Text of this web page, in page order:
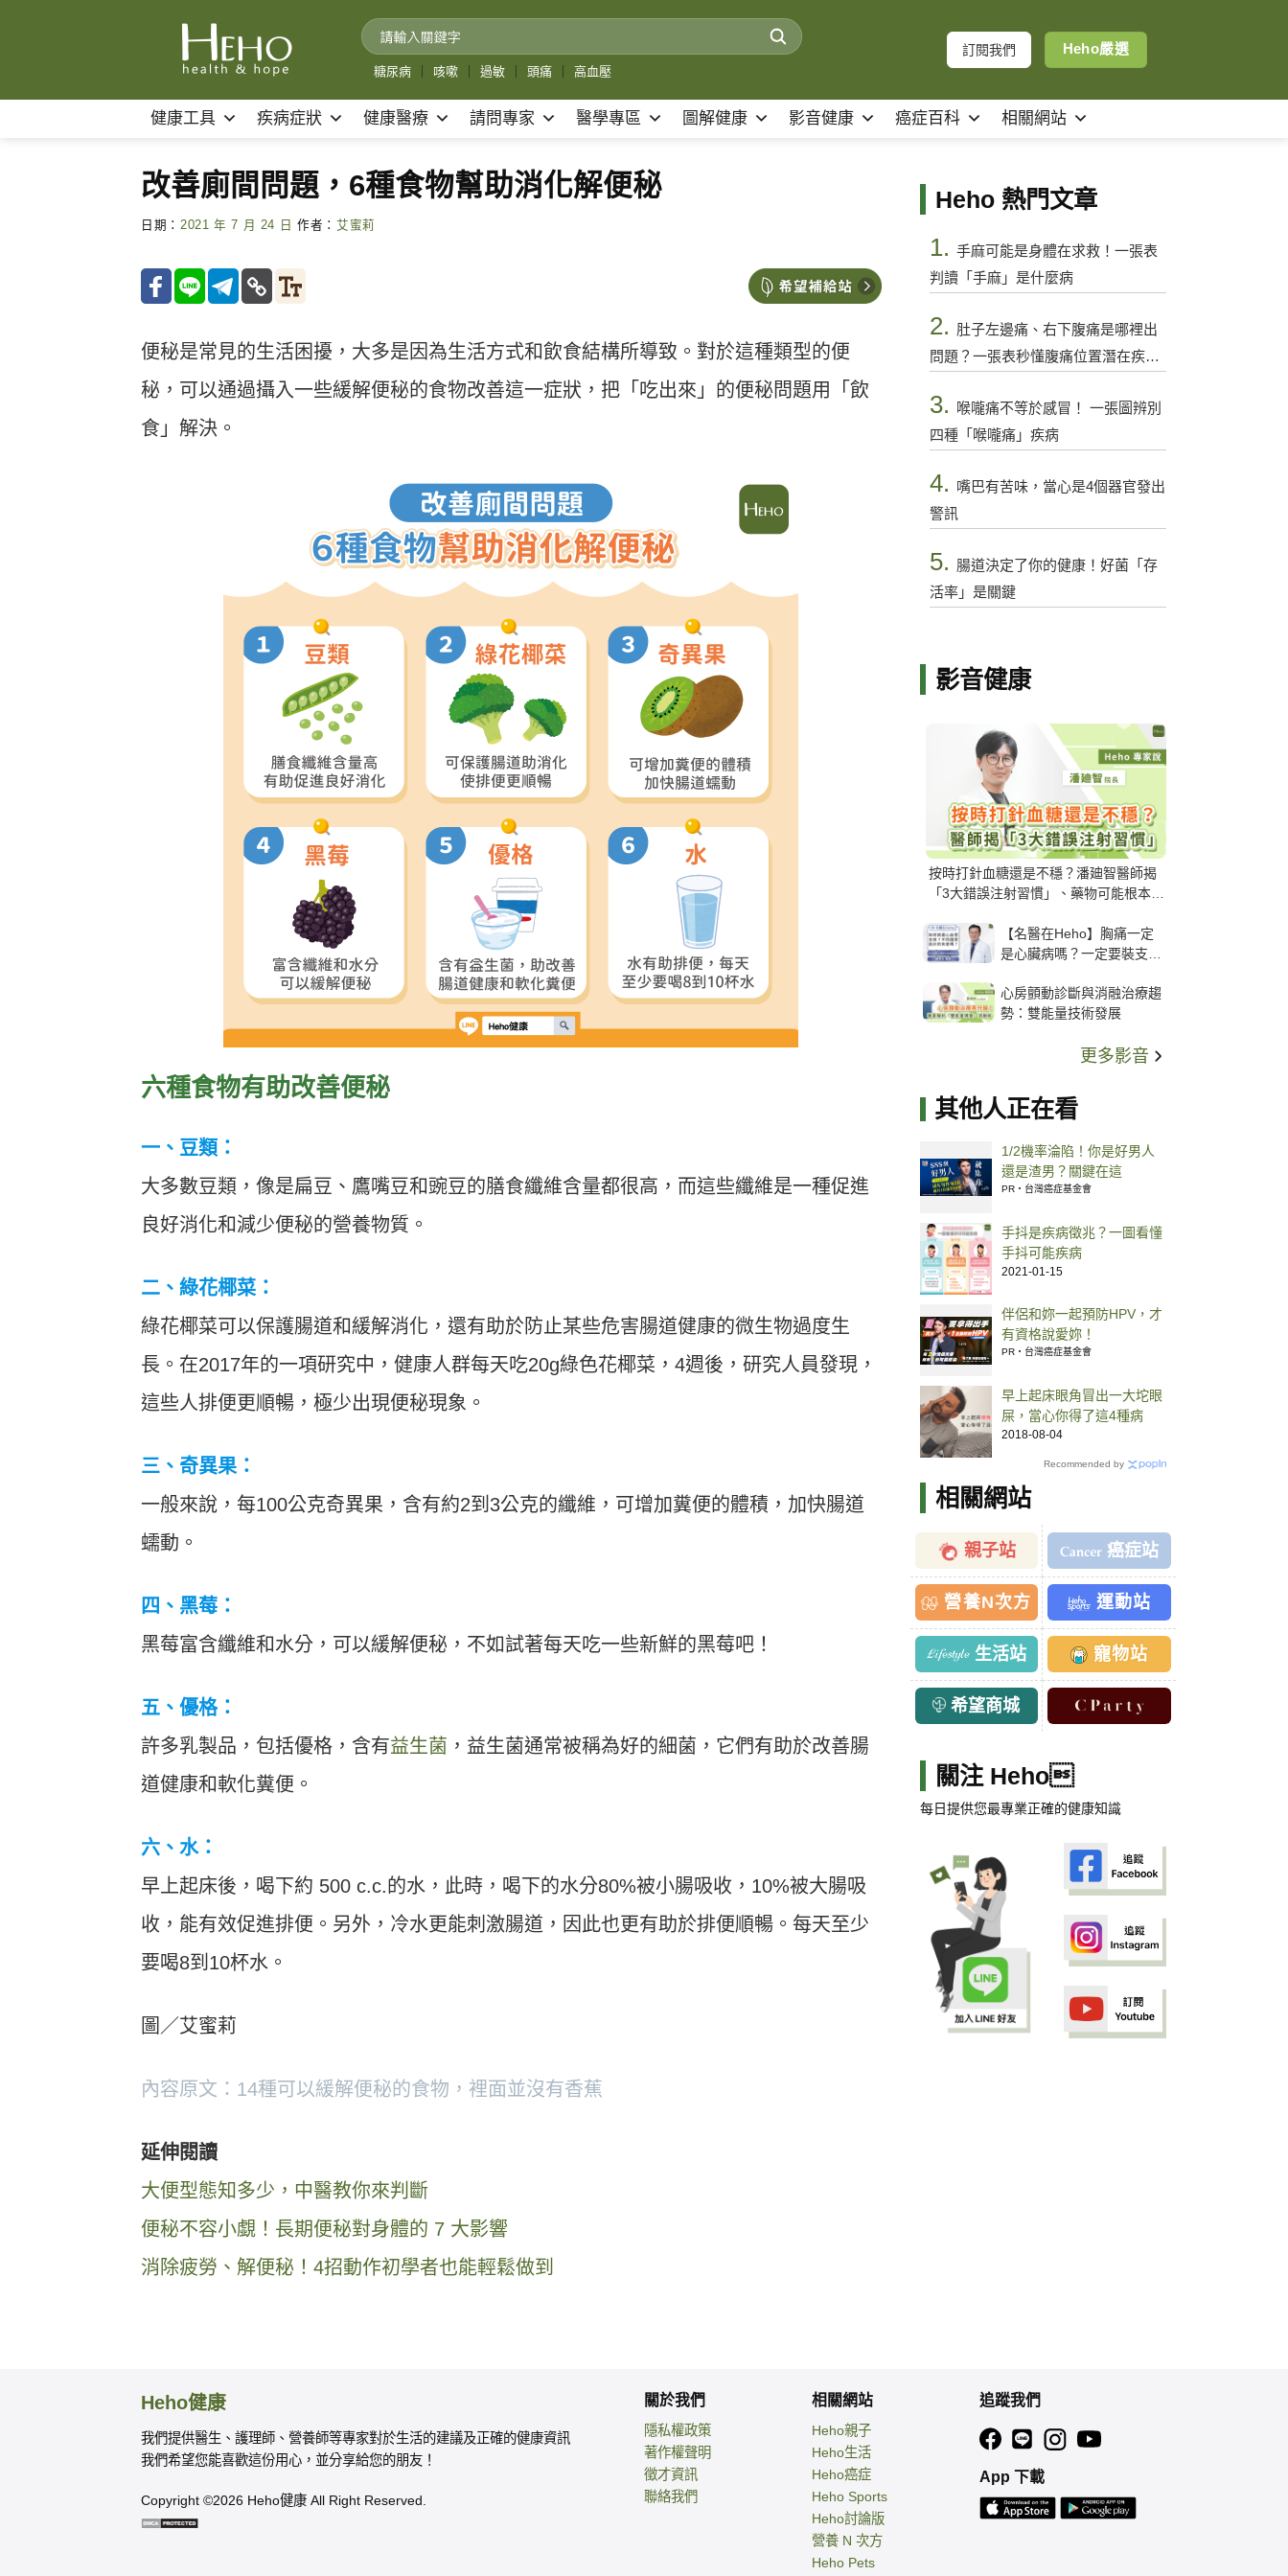
糖尿病 咳嗽 過敏 頭痛 高血壓
訂閱我們 Heho嚴選
健康工具 疾病症狀 健康醫療 請問專家 醫學專區 圖解健康 影音健康 癌症百科 相關網站
改善廁間問題，6種食物幫助消化解便秘
日期： 2021 年 7 月 24 日 作者： 艾蜜莉
便秘是常見的生活困擾，大多是因為生活方式和飲食結構所導致。對於這種類型的便
秘，可以通過攝入一些緩解便秘的食物改善這一症狀，把「吃出來」的便秘問題用「飲
食」解決。
六種食物有助改善便秘
一、豆類：
大多數豆類，像是扁豆、鷹嘴豆和豌豆的膳食纖維含量都很高，而這些纖維是一種促進
良好消化和減少便秘的營養物質。
二、綠花椰菜：
綠花椰菜可以保護腸道和緩解消化，還有助於防止某些危害腸道健康的微生物過度生
長。在2017年的一項研究中，健康人群每天吃20g綠色花椰菜，4週後，研究人員發現，
這些人排便更順暢，極少出現便秘現象。
三、奇異果：
一般來說，每100公克奇異果，含有約2到3公克的纖維，可增加糞便的體積，加快腸道
蠕動。
四、黑莓：
黑莓富含纖維和水分，可以緩解便秘，不如試著每天吃一些新鮮的黑莓吧！
五、優格：
許多乳製品，包括優格，含有益生菌 ，益生菌通常被稱為好的細菌，它們有助於改善腸
道健康和軟化糞便。
六、水：
早上起床後，喝下約 500 c.c.的水，此時，喝下的水分80%被小腸吸收，10%被大腸吸
收，能有效促進排便。另外，冷水更能刺激腸道，因此也更有助於排便順暢。每天至少
要喝8到10杯水。
圖／艾蜜莉
內容原文：14種可以緩解便秘的食物，裡面並沒有香蕉
延伸閱讀
大便型態知多少，中醫教你來判斷
便秘不容小覷！長期便秘對身體的 7 大影響
消除疲勞、解便秘！4招動作初學者也能輕鬆做到
Heho 熱門文章
1. 手麻可能是身體在求救！一張表
判讀「手麻」是什麼病
2. 肚子左邊痛、右下腹痛是哪裡出
問題？一張表秒懂腹痛位置潛在疾病
3.
喉嚨痛不等於感冒！ 一張圖辨別
四種「喉嚨痛」疾病
4. 嘴巴有苦味，當心是4個器官發出
警訊
5. 腸道決定了你的健康！好菌「存
活率」是關鍵
影音健康
按時打針血糖還是不穩？潘廸智醫師揭
「3大錯誤注射習慣」、藥物可能根本沒
【名醫在Heho】胸痛一定
是心臟病嗎？一定要裝支
解析支架種類、風險與選擇
關鍵
心房顫動診斷與消融治療趨
勢：雙能量技術發展
更多影音
其他人正在看
1/2機率淪陷！你是好男人
還是渣男？關鍵在這
PR・台灣癌症基金會
手抖是疾病徵兆？一圖看懂
手抖可能疾病
2021-01-15
伴侶和妳一起預防HPV，才
有資格說愛妳！
PR・台灣癌症基金會
早上起床眼角冒出一大坨眼
屎，當心你得了這4種病
2018-08-04
Recommended by
相關網站
親子站 癌症站
營養N次方 運動站
生活站 寵物站
希望商城
關注 Heho
每日提供您最專業正確的健康知識
Heho健康
我們提供醫生、護理師、營養師等專家對於生活的建議及正確的健康資訊
我們希望您能喜歡這份用心，並分享給您的朋友！
Copyright ©2026 Heho健康 All Right Reserved.
關於我們
隱私權政策
著作權聲明
徵才資訊
聯絡我們
相關網站
Heho親子
Heho生活
Heho癌症
Heho Sports
Heho討論版
營養 N 次方
Heho Pets
追蹤我們
App 下載